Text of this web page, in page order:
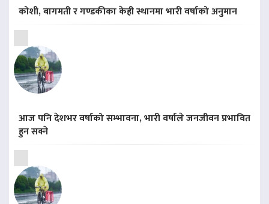
कोशी, बागमती र गण्डकीका केही स्थानमा भारी वर्षाको अनुमान
आज पनि देशभर वर्षाको सम्भावना, भारी वर्षाले जनजीवन प्रभावित
हुन सक्ने